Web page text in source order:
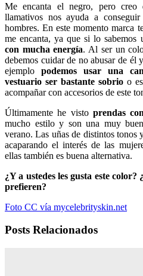
Me encanta el negro, pero creo
llamativos nos ayuda a
hombres. En este momento marca
me encanta, ya que si lo sabemos
con mucha energía. Al ser un
debemos cuidar de no abusar de él
ejemplo podemos usar una
vestuario ser bastante sobrio o
acompañar con accesorios de este
Últimamente he visto prendas
mucho estilo y son una muy
verano. Las uñas de distintos tonos
acaparando el interés de las
ellas también es buena alternativa.
¿Y a ustedes les gusta este
prefieren?
Foto CC vía mycelebrityskin.net
Posts Relacionados